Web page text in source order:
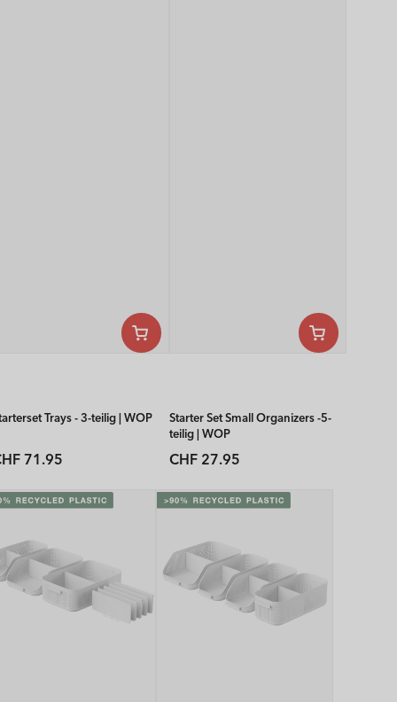
Trays - 3-teilig | WOP
71.95
Starter Set Small Organizers -5-
teilig | WOP
Normaler
CHF 27.95